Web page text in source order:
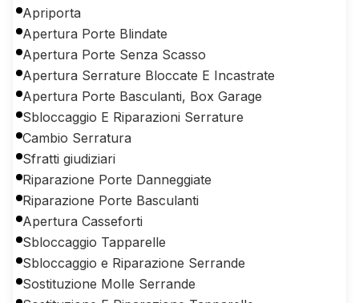
Apriporta
Apertura Porte Blindate
Apertura Porte Senza Scasso
Apertura Serrature Bloccate E Incastrate
Apertura Porte Basculanti, Box Garage
Sbloccaggio E Riparazioni Serrature
Cambio Serratura
Sfratti giudiziari
Riparazione Porte Danneggiate
Riparazione Porte Basculanti
Apertura Casseforti
Sbloccaggio Tapparelle
Sbloccaggio e Riparazione Serrande
Sostituzione Molle Serrande